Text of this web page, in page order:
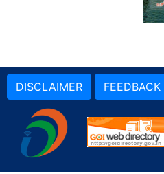
DISCLAIMER FEEDBACK